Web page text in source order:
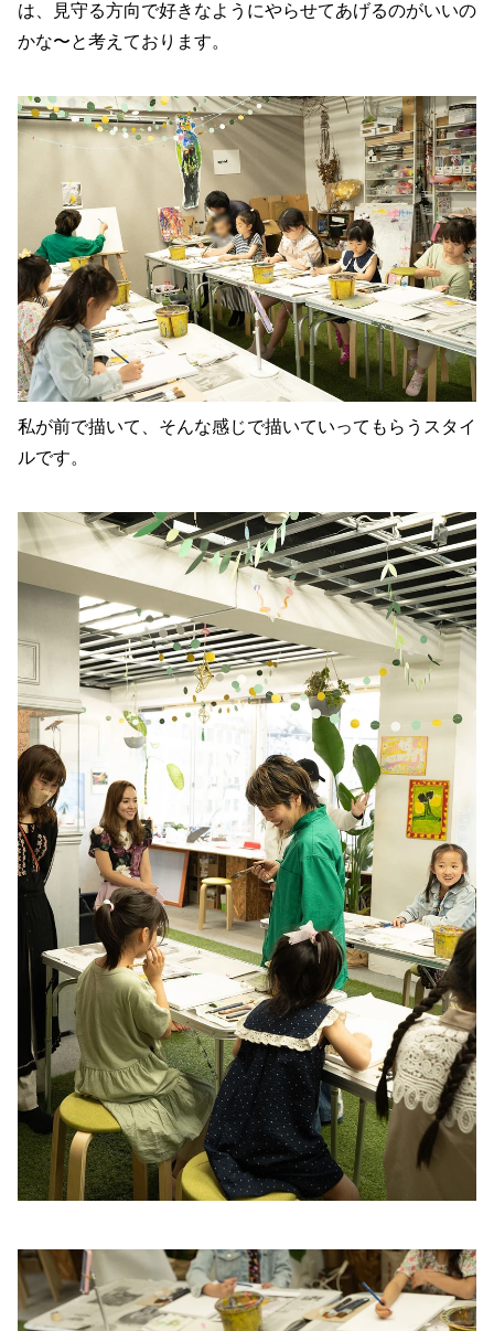
は、見守る方向で好きなようにやらせてあげるのがいいの
かな〜と考えております。
私が前で描いて、そんな感じで描いていってもらうスタイ
ルです。